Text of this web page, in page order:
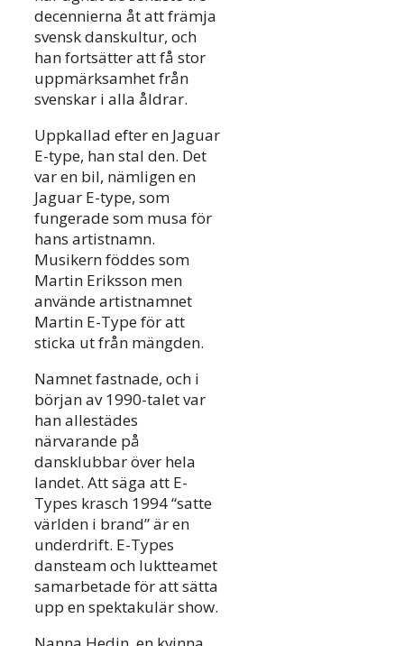
decennierna åt att främja
svensk danskultur, och
han fortsätter att få stor
uppmärksamhet från
svenskar i alla åldrar.
Uppkallad efter en Jaguar
E-type, han stal den. Det
var en bil, nämligen en
Jaguar E-type, som
fungerade som musa för
hans artistnamn.
Musikern föddes som
Martin Eriksson men
använde artistnamnet
Martin E-Type för att
sticka ut från mängden.
Namnet fastnade, och i
början av 1990-talet var
han allestädes
närvarande på
dansklubbar över hela
landet. Att säga att E-
Types krasch 1994 “satte
världen i brand” är en
underdrift. E-Types
dansteam och luktteamet
samarbetade för att sätta
upp en spektakulär show.